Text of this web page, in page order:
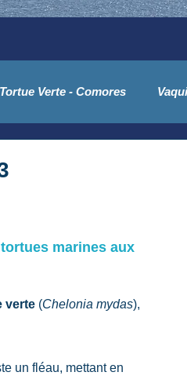
Tortue Verte - Comores
marines aux
verte (Chelonia mydas),
un fléau, mettant en